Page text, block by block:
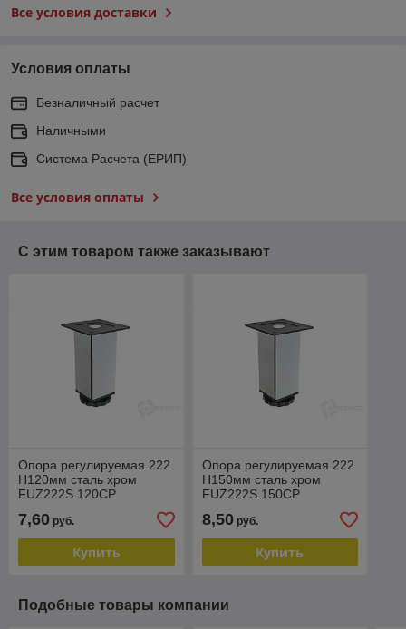
Все условия доставки
Условия оплаты
Безналичный расчет
Наличными
Система Расчета (ЕРИП)
Все условия оплаты
С этим товаром также заказывают
Опора регулируемая 222
H120мм сталь хром
FUZ222S.120CP
7,60 руб.
Купить
Опора регулируемая 222
H150мм сталь хром
FUZ222S.150CP
8,50руб.
Купить
Подобные товары компании